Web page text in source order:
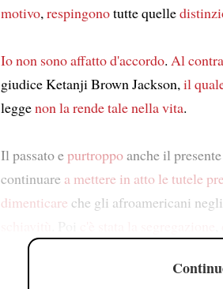
motivo, respingonotutte quelle
Io non sono affatto d'accordo. Al
giudice Ketanji Brown Jackson, il
leggenon la rende talenella vita.
Il passato epurtroppoanche il
continuare a mettere in atto le tutele
dimenticare che gli afroamericani